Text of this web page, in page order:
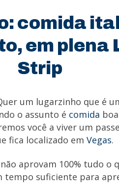
comida
em plena
Strip
um lugarzinho que é
o assunto é comida
você a viver um
fica localizado em Vegas.
aprovam 100% tudo o
tempo suficiente para